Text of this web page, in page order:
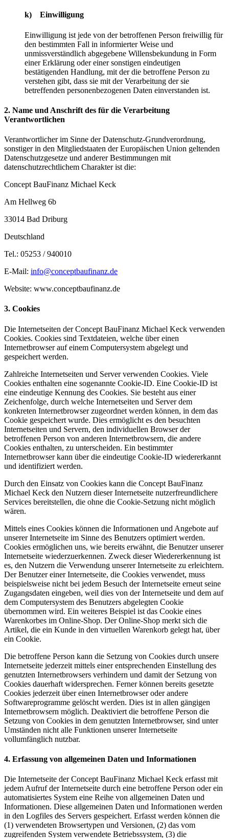
k) Einwilligung
Einwilligung ist jede von der betroffenen Person freiwillig für
den bestimmten Fall in informierter Weise und
unmissverständlich abgegebene Willensbekundung in Form
einer Erklärung oder einer sonstigen eindeutigen
bestätigenden Handlung, mit der die betroffene Person zu
verstehen gibt, dass sie mit der Verarbeitung der sie
betreffenden personenbezogenen Daten einverstanden ist.
2. Name und Anschrift des für die Verarbeitung
Verantwortlichen
Verantwortlicher im Sinne der Datenschutz-Grundverordnung,
sonstiger in den Mitgliedstaaten der Europäischen Union geltenden
Datenschutzgesetze und anderer Bestimmungen mit
datenschutzrechtlichem Charakter ist die:
Concept BauFinanz Michael Keck
Am Hellweg 6b
33014 Bad Driburg
Deutschland
Tel.: 05253 / 940010
E-Mail: info@conceptbaufinanz.de
Website: www.conceptbaufinanz.de
3. Cookies
Die Internetseiten der Concept BauFinanz Michael Keck verwenden
Cookies. Cookies sind Textdateien, welche über einen
Internetbrowser auf einem Computersystem abgelegt und
gespeichert werden.
Zahlreiche Internetseiten und Server verwenden Cookies. Viele
Cookies enthalten eine sogenannte Cookie-ID. Eine Cookie-ID ist
eine eindeutige Kennung des Cookies. Sie besteht aus einer
Zeichenfolge, durch welche Internetseiten und Server dem
konkreten Internetbrowser zugeordnet werden können, in dem das
Cookie gespeichert wurde. Dies ermöglicht es den besuchten
Internetseiten und Servern, den individuellen Browser der
betroffenen Person von anderen Internetbrowsern, die andere
Cookies enthalten, zu unterscheiden. Ein bestimmter
Internetbrowser kann über die eindeutige Cookie-ID wiedererkannt
und identifiziert werden.
Durch den Einsatz von Cookies kann die Concept BauFinanz
Michael Keck den Nutzern dieser Internetseite nutzerfreundlichere
Services bereitstellen, die ohne die Cookie-Setzung nicht möglich
wären.
Mittels eines Cookies können die Informationen und Angebote auf
unserer Internetseite im Sinne des Benutzers optimiert werden.
Cookies ermöglichen uns, wie bereits erwähnt, die Benutzer unserer
Internetseite wiederzuerkennen. Zweck dieser Wiedererkennung ist
es, den Nutzern die Verwendung unserer Internetseite zu erleichtern.
Der Benutzer einer Internetseite, die Cookies verwendet, muss
beispielsweise nicht bei jedem Besuch der Internetseite erneut seine
Zugangsdaten eingeben, weil dies von der Internetseite und dem auf
dem Computersystem des Benutzers abgelegten Cookie
übernommen wird. Ein weiteres Beispiel ist das Cookie eines
Warenkorbes im Online-Shop. Der Online-Shop merkt sich die
Artikel, die ein Kunde in den virtuellen Warenkorb gelegt hat, über
ein Cookie.
Die betroffene Person kann die Setzung von Cookies durch unsere
Internetseite jederzeit mittels einer entsprechenden Einstellung des
genutzten Internetbrowsers verhindern und damit der Setzung von
Cookies dauerhaft widersprechen. Ferner können bereits gesetzte
Cookies jederzeit über einen Internetbrowser oder andere
Softwareprogramme gelöscht werden. Dies ist in allen gängigen
Internetbrowsern möglich. Deaktiviert die betroffene Person die
Setzung von Cookies in dem genutzten Internetbrowser, sind unter
Umständen nicht alle Funktionen unserer Internetseite
vollumfänglich nutzbar.
4. Erfassung von allgemeinen Daten und Informationen
Die Internetseite der Concept BauFinanz Michael Keck erfasst mit
jedem Aufruf der Internetseite durch eine betroffene Person oder ein
automatisiertes System eine Reihe von allgemeinen Daten und
Informationen. Diese allgemeinen Daten und Informationen werden
in den Logfiles des Servers gespeichert. Erfasst werden können die
(1) verwendeten Browsertypen und Versionen, (2) das vom
zugreifenden System verwendete Betriebssystem, (3) die